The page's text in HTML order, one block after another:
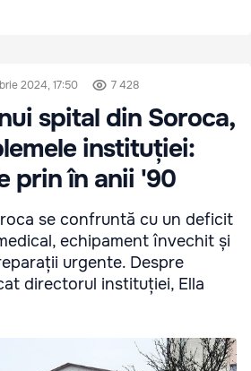
2024, 17:50 7 428
spital din Soroca,
instituției:
prin în anii '90
se confruntă cu un deficit
echipament învechit și
urgente. Despre
directorul instituției, Ella